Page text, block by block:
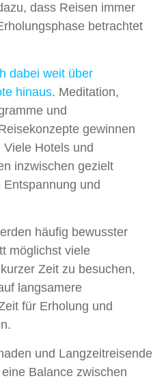
dass Reisen immer
betrachtet
dabei weit über
hinaus. Meditation,
und
gewinnen
Hotels und
inzwischen gezielt
und
häufig bewusster
möglichst viele
Zeit zu besuchen,
langsamere
für Erholung und
und Langzeitreisende
Balance zwischen